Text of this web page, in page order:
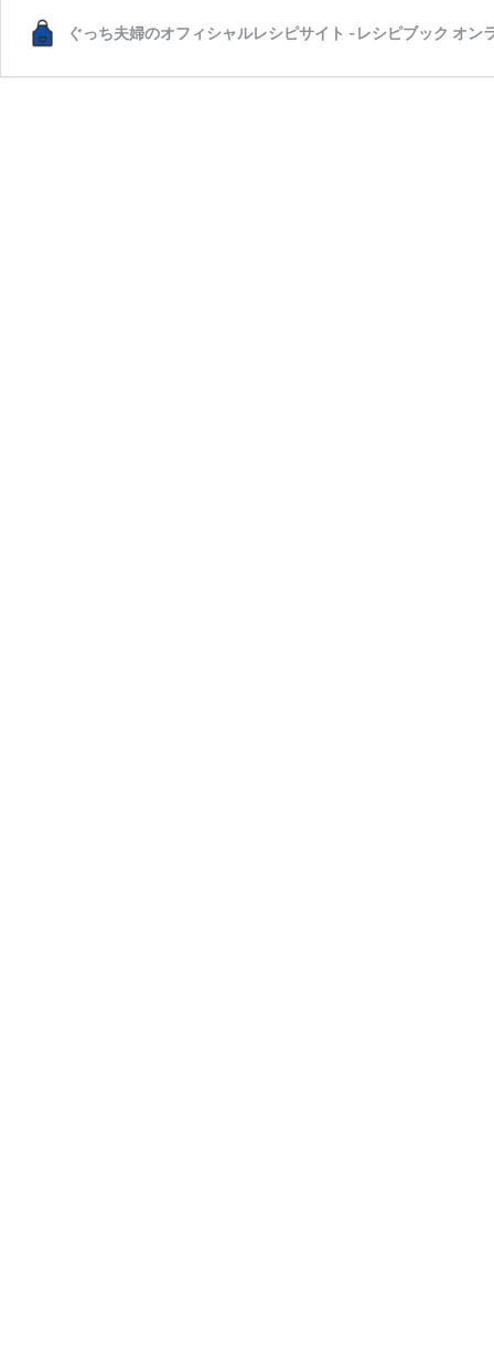
ぐっち夫婦のオフィシャルレシピサイト -レシピブック オン